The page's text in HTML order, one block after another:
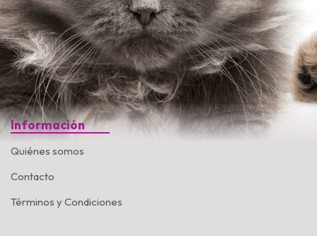
Información
Quiénes somos
Contacto
Términos y Condiciones